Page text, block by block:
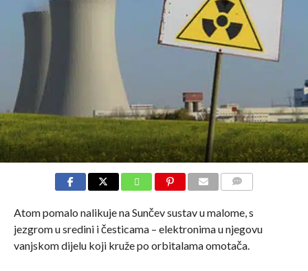
Atom pomalo nalikuje na Sunčev sustav u malome, s
jezgrom u sredini i česticama – elektronima u njegovu
vanjskom dijelu koji kruže po orbitalama omotača.